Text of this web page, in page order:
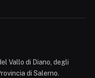
Vallo di Diano, degli
di Salerno.